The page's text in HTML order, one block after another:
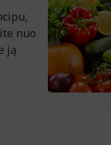
nuo
ją